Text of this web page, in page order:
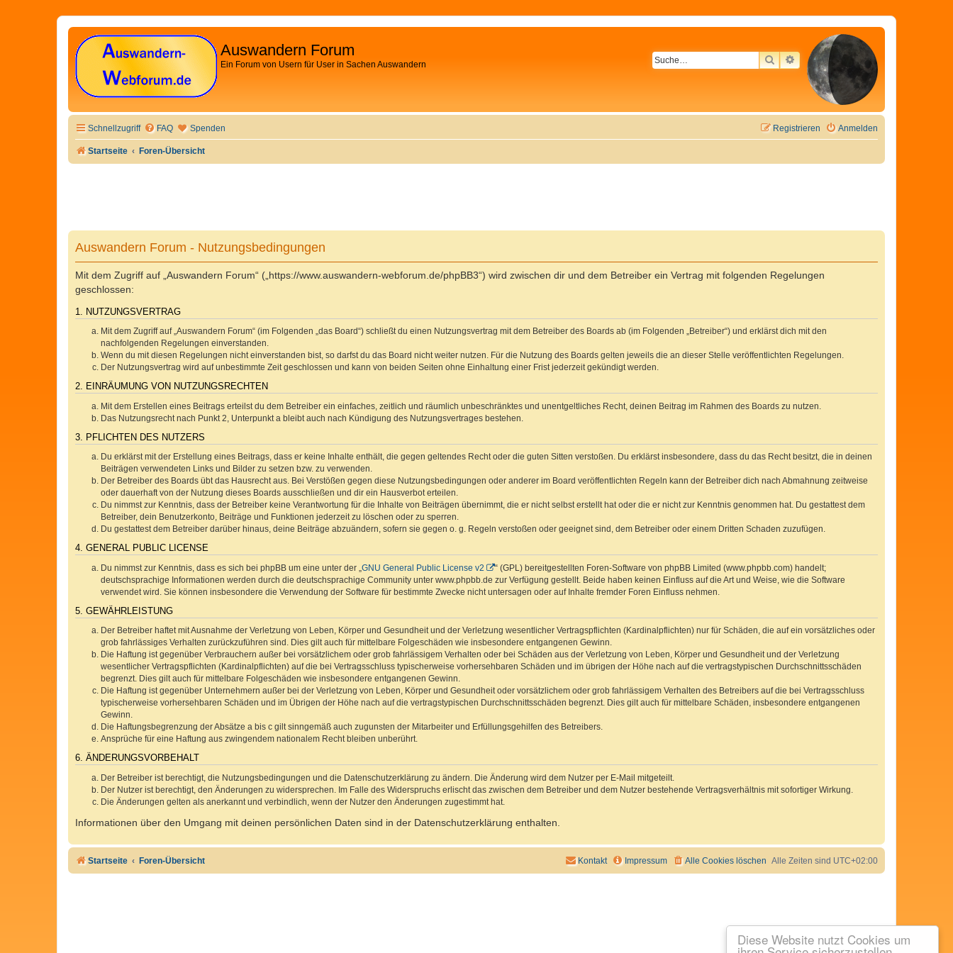
Diese Website nutzt Cookies um
Auswandern Forum
Ein Forum von Usern für User in Sachen Auswandern SUCHEERWEITERTE SUCHE
Schnellzugriff FAQ Spenden Anmelden
Registrieren
Startseite Foren-Übersicht
Auswandern Forum - Nutzungsbedingungen
Mit dem Zugriff auf „Auswandern Forum“ („https://www.auswandern-webforum.de/phpBB3“) wird zwischen dir und dem Betreiber ein Vertrag mit folgenden Regelungen
geschlossen:
1. NUTZUNGSVERTRAG
Mit dem Zugriff auf „Auswandern Forum“ (im Folgenden „das Board“) schließt du einen Nutzungsvertrag mit dem Betreiber des Boards ab (im Folgenden „Betreiber“) und erklärst dich mit den
nachfolgenden Regelungen einverstanden.
Wenn du mit diesen Regelungen nicht einverstanden bist, so darfst du das Board nicht weiter nutzen. Für die Nutzung des Boards gelten jeweils die an dieser Stelle veröffentlichten Regelungen.
Der Nutzungsvertrag wird auf unbestimmte Zeit geschlossen und kann von beiden Seiten ohne Einhaltung einer Frist jederzeit gekündigt werden.
2. EINRÄUMUNG VON NUTZUNGSRECHTEN
Mit dem Erstellen eines Beitrags erteilst du dem Betreiber ein einfaches, zeitlich und räumlich unbeschränktes und unentgeltliches Recht, deinen Beitrag im Rahmen des Boards zu nutzen.
Das Nutzungsrecht nach Punkt 2, Unterpunkt a bleibt auch nach Kündigung des Nutzungsvertrages bestehen.
3. PFLICHTEN DES NUTZERS
Du erklärst mit der Erstellung eines Beitrags, dass er keine Inhalte enthält, die gegen geltendes Recht oder die guten Sitten verstoßen. Du erklärst insbesondere, dass du das Recht besitzt, die in deinen
Beiträgen verwendeten Links und Bilder zu setzen bzw. zu verwenden.
Der Betreiber des Boards übt das Hausrecht aus. Bei Verstößen gegen diese Nutzungsbedingungen oder anderer im Board veröffentlichten Regeln kann der Betreiber dich nach Abmahnung zeitweise
oder dauerhaft von der Nutzung dieses Boards ausschließen und dir ein Hausverbot erteilen.
Du nimmst zur Kenntnis, dass der Betreiber keine Verantwortung für die Inhalte von Beiträgen übernimmt, die er nicht selbst erstellt hat oder die er nicht zur Kenntnis genommen hat. Du gestattest dem
Betreiber, dein Benutzerkonto, Beiträge und Funktionen jederzeit zu löschen oder zu sperren.
Du gestattest dem Betreiber darüber hinaus, deine Beiträge abzuändern, sofern sie gegen o. g. Regeln verstoßen oder geeignet sind, dem Betreiber oder einem Dritten Schaden zuzufügen.
4. GENERAL PUBLIC LICENSE
Du nimmst zur Kenntnis, dass es sich bei phpBB um eine unter der „ GNU General Public License v2
“ (GPL) bereitgestellten Foren-Software von phpBB Limited (www.phpbb.com) handelt;
deutschsprachige Informationen werden durch die deutschsprachige Community unter www.phpbb.de zur Verfügung gestellt. Beide haben keinen Einfluss auf die Art und Weise, wie die Software
verwendet wird. Sie können insbesondere die Verwendung der Software für bestimmte Zwecke nicht untersagen oder auf Inhalte fremder Foren Einfluss nehmen.
5. GEWÄHRLEISTUNG
Der Betreiber haftet mit Ausnahme der Verletzung von Leben, Körper und Gesundheit und der Verletzung wesentlicher Vertragspflichten (Kardinalpflichten) nur für Schäden, die auf ein vorsätzliches oder
grob fahrlässiges Verhalten zurückzuführen sind. Dies gilt auch für mittelbare Folgeschäden wie insbesondere entgangenen Gewinn.
Die Haftung ist gegenüber Verbrauchern außer bei vorsätzlichem oder grob fahrlässigem Verhalten oder bei Schäden aus der Verletzung von Leben, Körper und Gesundheit und der Verletzung
wesentlicher Vertragspflichten (Kardinalpflichten) auf die bei Vertragsschluss typischerweise vorhersehbaren Schäden und im übrigen der Höhe nach auf die vertragstypischen Durchschnittsschäden
begrenzt. Dies gilt auch für mittelbare Folgeschäden wie insbesondere entgangenen Gewinn.
Die Haftung ist gegenüber Unternehmern außer bei der Verletzung von Leben, Körper und Gesundheit oder vorsätzlichem oder grob fahrlässigem Verhalten des Betreibers auf die bei Vertragsschluss
typischerweise vorhersehbaren Schäden und im Übrigen der Höhe nach auf die vertragstypischen Durchschnittsschäden begrenzt. Dies gilt auch für mittelbare Schäden, insbesondere entgangenen
Gewinn.
Die Haftungsbegrenzung der Absätze a bis c gilt sinngemäß auch zugunsten der Mitarbeiter und Erfüllungsgehilfen des Betreibers.
Ansprüche für eine Haftung aus zwingendem nationalem Recht bleiben unberührt.
6. ÄNDERUNGSVORBEHALT
Der Betreiber ist berechtigt, die Nutzungsbedingungen und die Datenschutzerklärung zu ändern. Die Änderung wird dem Nutzer per E-Mail mitgeteilt.
Der Nutzer ist berechtigt, den Änderungen zu widersprechen. Im Falle des Widerspruchs erlischt das zwischen dem Betreiber und dem Nutzer bestehende Vertragsverhältnis mit sofortiger Wirkung.
Die Änderungen gelten als anerkannt und verbindlich, wenn der Nutzer den Änderungen zugestimmt hat.
Informationen über den Umgang mit deinen persönlichen Daten sind in der Datenschutzerklärung enthalten.
Startseite Foren-Übersicht Alle Zeiten sind UTC+02:00
Alle Cookies löschen
Impressum
Kontakt